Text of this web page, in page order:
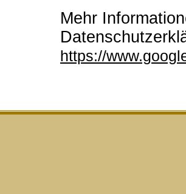
Mehr
https://